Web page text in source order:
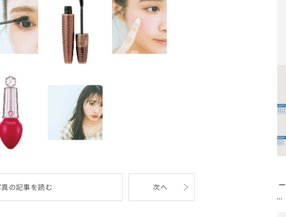
の記事を読む 次へ
別】今月の恋愛運♡ 7月23日～
【Dリーグ】Ray世代注目のプロダンサー
集団♡ 各チームを彩る「イケメンダンサ